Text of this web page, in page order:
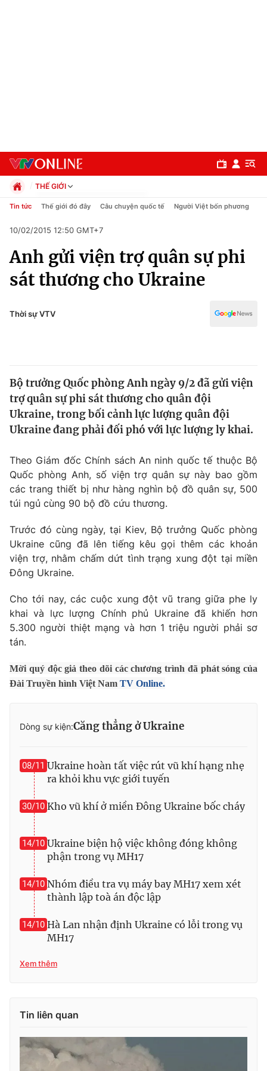
Chuyên mục
Chính trị
Y tế
Thế giới
Tin tức
Thế giới đó đây
Câu chuyện quốc tế
Tài chính
Thị trường
Dữ liệu và đời sống
Phim VTV
Hậu trường
Khán giả
Giải sao mai
Giải trí
Điện ảnh
Âm nhạc
Sao
Du lịch
Làm đẹp
Giáo dục
Tuyển sinh
Học trực tuyến
Hitech Công nghệ tương lai
Thị trường
Giao lưu trực tuyến
Lịch phát sóng
Chuyên mục khác
Emagazine Podcast
Photo
Video Shorts video
VTV Money VTV Thể thao
VTV Sức khoẻ Bất động sản
Thị trường 24h
Liên hệ tòa soạn English
THẾ GIỚI
Chính trị
Pháp luật
Kinh tế
Thể thao
Truyền hình
Y tế
Tin tức Thế giới đó đây Câu chuyện quốc tế Người Việt bốn phương
10/02/2015 12:50 GMT+7
Anh gửi viện trợ quân sự phi
sát thương cho Ukraine
Thời sự VTV
Bộ trưởng Quốc phòng Anh ngày 9/2 đã gửi viện
trợ quân sự phi sát thương cho quân đội
Ukraine, trong bối cảnh lực lượng quân đội
Ukraine đang phải đối phó với lực lượng ly khai.
Theo Giám đốc Chính sách An ninh quốc tế thuộc Bộ
Quốc phòng Anh, số viện trợ quân sự này bao gồm
các trang thiết bị như hàng nghìn bộ đồ quân sự, 500
túi ngủ cùng 90 bộ đồ cứu thương.
Trước đó cùng ngày, tại Kiev, Bộ trưởng Quốc phòng
Ukraine cũng đã lên tiếng kêu gọi thêm các khoản
viện trợ, nhằm chấm dứt tình trạng xung đột tại miền
Đông Ukraine.
Cho tới nay, các cuộc xung đột vũ trang giữa phe ly
khai và lực lượng Chính phủ Ukraine đã khiến hơn
5.300 người thiệt mạng và hơn 1 triệu người phải sơ
tán.
Mời quý độc giả theo dõi các chương trình đã phát sóng của
Đài Truyền hình Việt Nam TV Online.
Dòng sự kiện:Căng thẳng ở Ukraine
08/11 Ukraine hoàn tất việc rút vũ khí hạng nhẹ
ra khỏi khu vực giới tuyến
30/10 Kho vũ khí ở miền Đông Ukraine bốc cháy
14/10 Ukraine biện hộ việc không đóng không
phận trong vụ MH17
14/10 Nhóm điều tra vụ máy bay MH17 xem xét
thành lập toà án độc lập
14/10 Hà Lan nhận định Ukraine có lỗi trong vụ
MH17
Xem thêm
Tin liên quan